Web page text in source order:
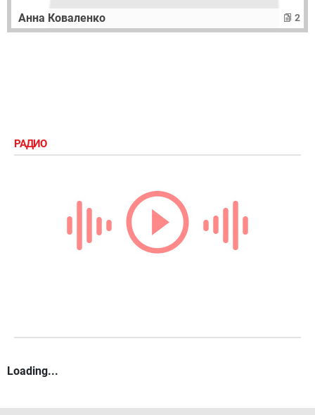
Анна Коваленко 2
РАДИО
Loading...